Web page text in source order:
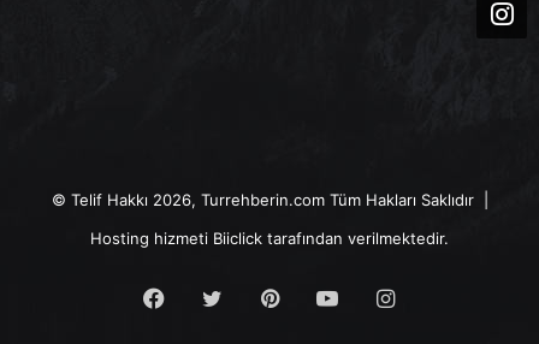
© Telif Hakkı 2026, Turrehberin.com Tüm Hakları Saklıdır |
Hosting hizmeti Biiclick tarafından verilmektedir.
Facebook
TwitterPinterestYouTubeInstagram